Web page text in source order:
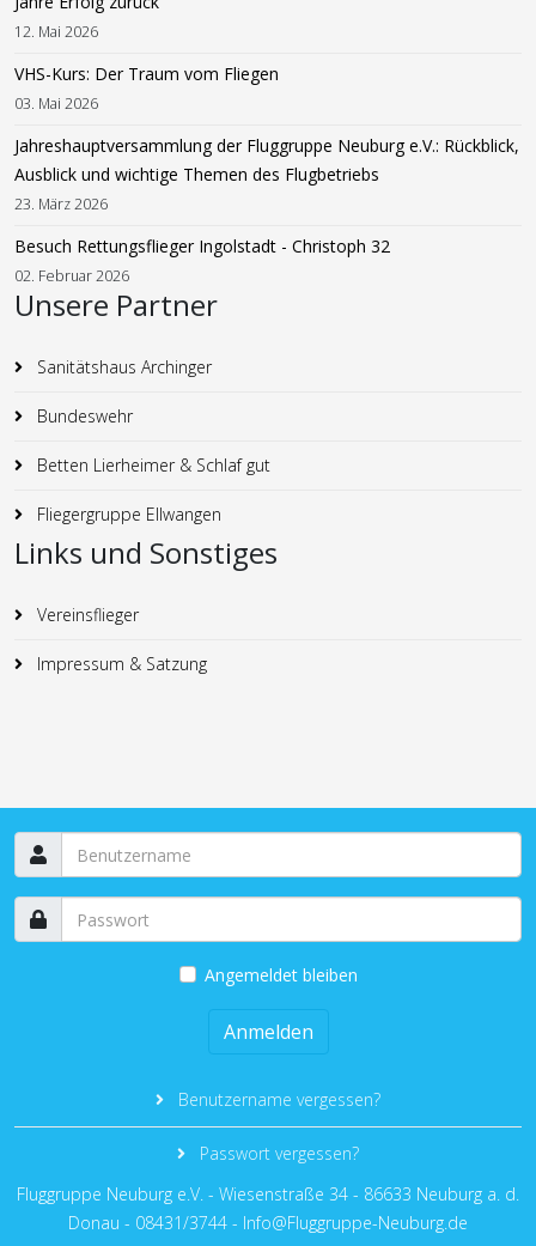
12. Mai 2026
VHS-Kurs: Der Traum vom Fliegen
03. Mai 2026
Jahreshauptversammlung der Fluggruppe Neuburg e.V.: Rückblick,
Ausblick und wichtige Themen des Flugbetriebs
23. März 2026
Besuch Rettungsflieger Ingolstadt - Christoph 32
02. Februar 2026
Unsere Partner
Sanitätshaus Archinger
Bundeswehr
Betten Lierheimer & Schlaf gut
Fliegergruppe Ellwangen
Links und Sonstiges
Vereinsflieger
Impressum & Satzung
Angemeldet bleiben
Anmelden
Benutzername vergessen?
Passwort vergessen?
Fluggruppe Neuburg e.V. - Wiesenstraße 34 - 86633 Neuburg a. d.
Donau - 08431/3744 - Info@Fluggruppe-Neuburg.de